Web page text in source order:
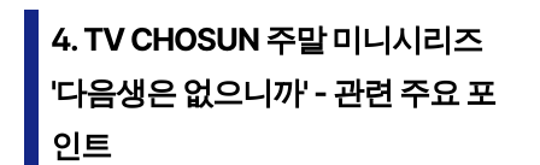
4. TV CHOSUN 주말 미니시리즈
'다음생은 없으니까' - 관련 주요 포
인트